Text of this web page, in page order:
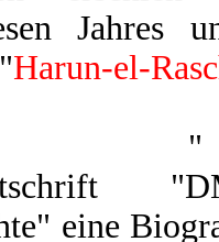
Jahres
Harun-el-
"
eine